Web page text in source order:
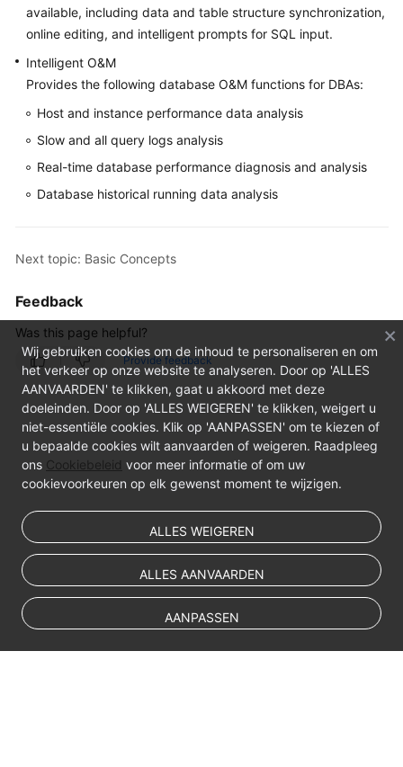
available, including data and table structure synchronization,
online editing, and intelligent prompts for SQL input.
Intelligent O&M
Provides the following database O&M functions for DBAs:
Host and instance performance data analysis
Slow and all query logs analysis
Real-time database performance diagnosis and analysis
Database historical running data analysis
Next topic: Basic Concepts
Feedback
Was this page helpful?
Provide feedback
Wij gebruiken cookies om de inhoud te personaliseren en om
het verkeer op onze website te analyseren. Door op 'ALLES
AANVAARDEN' te klikken, gaat u akkoord met deze
doeleinden. Door op 'ALLES WEIGEREN' te klikken, weigert u
niet-essentiële cookies. Klik op 'AANPASSEN' om te kiezen of
u bepaalde cookies wilt aanvaarden of weigeren. Raadpleeg
ons Cookiebeleid voor meer informatie of om uw
cookievoorkeuren op elk gewenst moment te wijzigen.
ALLES WEIGEREN
ALLES AANVAARDEN
AANPASSEN